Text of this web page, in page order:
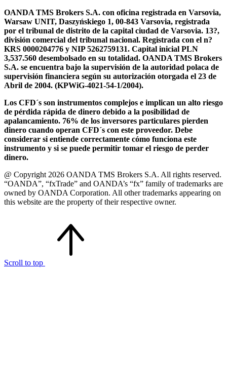
OANDA TMS Brokers S.A. con oficina registrada en Varsovia,
Warsaw UNIT, Daszyńskiego 1, 00-843 Varsovia, registrada
por el tribunal de distrito de la capital ciudad de Varsovia. 13?,
división comercial del tribunal nacional. Registrada con el n?
KRS 0000204776 y NIP 5262759131. Capital inicial PLN
3,537.560 desembolsado en su totalidad. OANDA TMS Brokers
S.A. se encuentra bajo la supervisión de la autoridad polaca de
supervisión financiera según su autorización otorgada el 23 de
Abril de 2004. (KPWiG-4021-54-1/2004).
Los CFD´s son instrumentos complejos e implican un alto riesgo
de pérdida rápida de dinero debido a la posibilidad de
apalancamiento. 76% de los inversores particulares pierden
dinero cuando operan CFD´s con este proveedor. Debe
considerar si entiende correctamente cómo funciona este
instrumento y si se puede permitir tomar el riesgo de perder
dinero.
@ Copyright 2026 OANDA TMS Brokers S.A. All rights reserved.
“OANDA”, “fxTrade” and OANDA’s “fx” family of trademarks are
owned by OANDA Corporation. All other trademarks appearing on
this website are the property of their respective owner.
Scroll to top